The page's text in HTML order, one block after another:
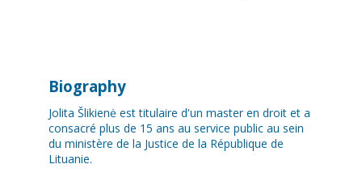
Biography
Jolita Šlikienė est titulaire d'un master en droit et a
consacré plus de 15 ans au service public au sein
du ministère de la Justice de la République de
Lituanie.